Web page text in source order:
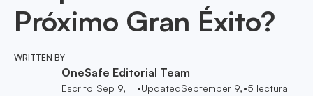
Próximo Gran Éxito?
WRITTEN BY
OneSafe Editorial Team
Escrito Sep 9,
•UpdatedSeptember 9,•5 lectura